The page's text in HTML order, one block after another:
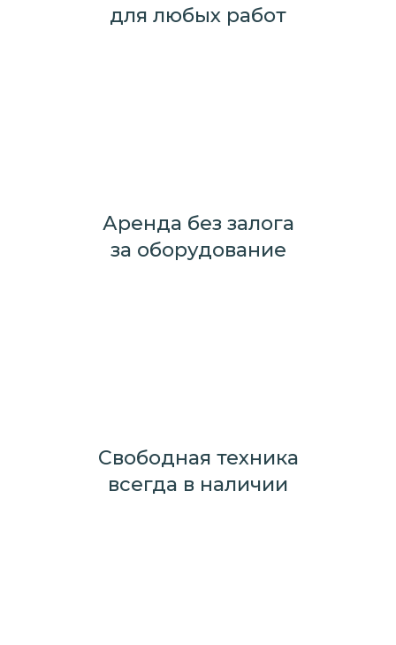
для любых работ
Аренда без залога
за оборудование
Свободная техника
всегда в наличии